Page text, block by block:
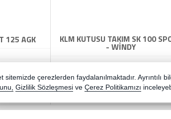
125 AGK KLM KUTUSU TAKIM SK 100
- WİNDY
Stok Kodu : ST09171
sitemizde çerezlerden faydalanılmaktadır. Ayrıntılı
Gizlilik Sözleşmesi ve Çerez Politikamızı